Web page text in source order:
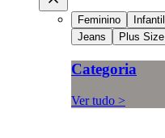
Feminino Infantil
Jeans
Plus Size
Categoria
Ver tudo >